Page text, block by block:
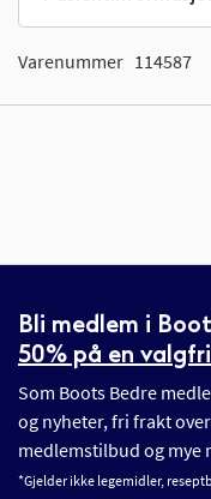
Varenummer 114587
Bli medlem i
50% på en
Som Boots Bedre
og nyheter, fri frakt
medlemstilbud og mye
*Gjelder ikke legemidler,